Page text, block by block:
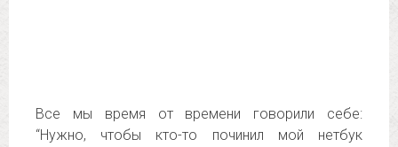
Все мы время от времени говорили себе:
“Нужно, чтобы кто-то починил мой нетбук